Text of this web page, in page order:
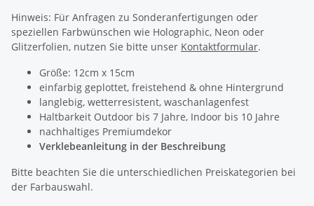
Hinweis: Für Anfragen zu Sonderanfertigungen oder
speziellen Farbwünschen wie Holographic, Neon oder
Glitzerfolien, nutzen Sie bitte unser Kontaktformular.
Größe: 12cm x 15cm
einfarbig geplottet, freistehend & ohne Hintergrund
langlebig, wetterresistent, waschanlagenfest
Haltbarkeit Outdoor bis 7 Jahre, Indoor bis 10 Jahre
nachhaltiges Premiumdekor
Verklebeanleitung in der Beschreibung
Bitte beachten Sie die unterschiedlichen Preiskategorien bei
der Farbauswahl.